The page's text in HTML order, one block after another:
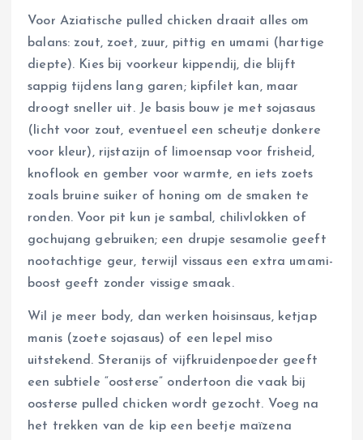
Voor Aziatische pulled chicken draait alles om
balans: zout, zoet, zuur, pittig en umami (hartige
diepte). Kies bij voorkeur kippendij, die blijft
sappig tijdens lang garen; kipfilet kan, maar
droogt sneller uit. Je basis bouw je met sojasaus
(licht voor zout, eventueel een scheutje donkere
voor kleur), rijstazijn of limoensap voor frisheid,
knoflook en gember voor warmte, en iets zoets
zoals bruine suiker of honing om de smaken te
ronden. Voor pit kun je sambal, chilivlokken of
gochujang gebruiken; een drupje sesamolie geeft
nootachtige geur, terwijl vissaus een extra umami-
boost geeft zonder vissige smaak.
Wil je meer body, dan werken hoisinsaus, ketjap
manis (zoete sojasaus) of een lepel miso
uitstekend. Steranijs of vijfkruidenpoeder geeft
een subtiele “oosterse” ondertoon die vaak bij
oosterse pulled chicken wordt gezocht. Voeg na
het trekken van de kip een beetje maïzena